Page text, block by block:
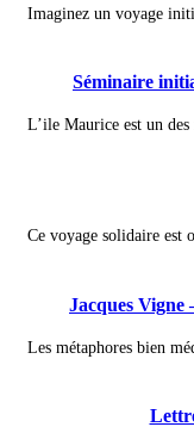
Imaginez un voyage
Séminaire
L’ile Maurice est un
Ce voyage solidaire est
Jacques Vigne
Les métaphores bien